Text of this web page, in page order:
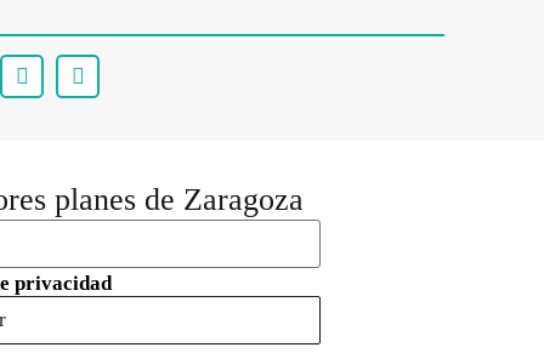
planes de Zaragoza
privacidad